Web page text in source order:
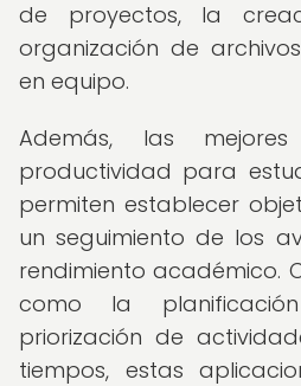
de proyectos, la
organización de
en equipo.
Además, las
productividad para
permiten establecer
un seguimiento de los
rendimiento académico.
como la
priorización de
tiempos, estas